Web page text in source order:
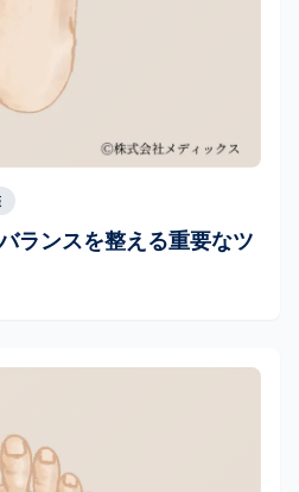
ランスを整える重要なツ